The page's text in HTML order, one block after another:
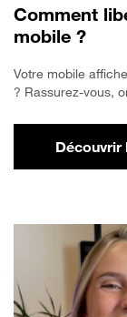
Comment
mobile ?
Votre mobile
? Rassurez-vous,
Découvrir